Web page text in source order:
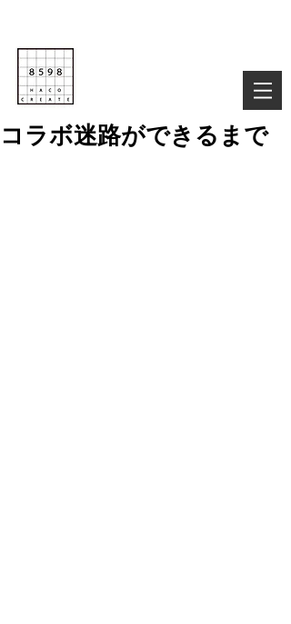
コラボ迷路ができるまで